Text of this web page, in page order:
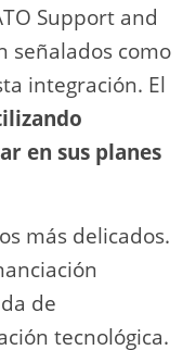
Support and
señalados como
integración. El
en sus planes
más delicados.
de
tecnológica.